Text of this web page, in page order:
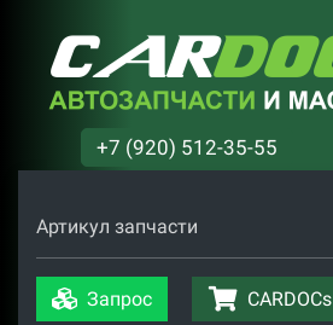
+7 (920) 512-35-55
Артикул запчасти
Запрос CARDOCs